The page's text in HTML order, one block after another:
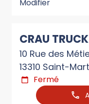
Modifier
CRAU
10 Rue des
13310 Saint-
Fermé